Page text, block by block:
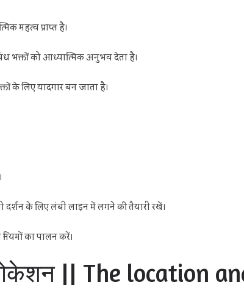
महत्व प्राप्त है।
भक्तों को आध्यात्मिक अनुभव देता है।
के लिए यादगार बन जाता है।
के लिए लंबी लाइन में लगने की तैयारी रखें।
नियमों का पालन करें।
|| The location